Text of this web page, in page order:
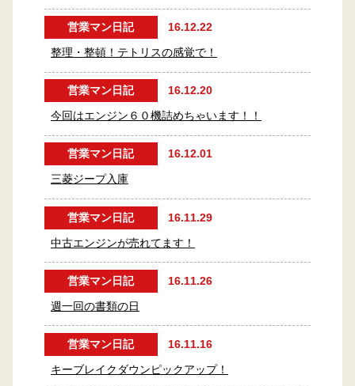
営業マン日記 16.12.22
整理・整頓！テトリスの感覚で！
営業マン日記 16.12.20
今回はエンジン６０機詰めちゃいます！！
営業マン日記 16.12.01
三菱ジープ入庫
営業マン日記 16.11.29
中古エンジンが売れてます！
営業マン日記 16.11.26
週一回の書類の日
営業マン日記 16.11.16
キーブレイクダウンピックアップ！